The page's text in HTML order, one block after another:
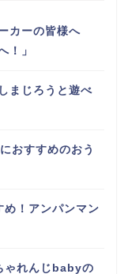
カーの皆様へ
！」
まじろうと遊べ
おすすめのおう
！アンパンマン
ゃれんじbabyの